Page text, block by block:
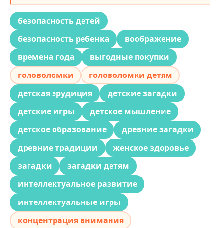
безопасность детей
безопасность ребенка
воображение
времена года
выгодные покупки
головоломки
головоломки детям
детская эрудиция
детские загадки
детские игры
детское мышление
детское образование
древние загадки
древние традиции
женское здоровье
загадки
загадки детям
интеллектуальное развитие
интеллектуальные игры
концентрация внимания